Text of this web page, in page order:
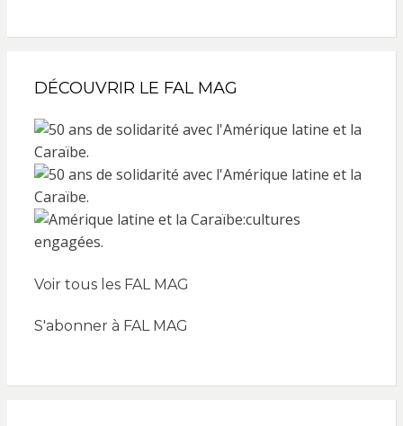
DÉCOUVRIR LE FAL MAG
Voir tous les FAL MAG
S'abonner à FAL MAG